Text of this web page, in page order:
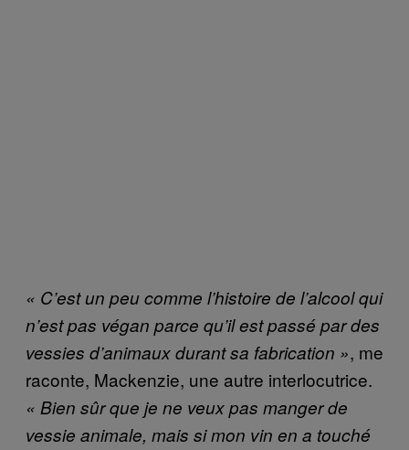
« C’est un peu comme l’histoire de l’alcool qui
n’est pas végan parce qu’il est passé par des
vessies d’animaux durant sa fabrication », me
raconte, Mackenzie, une autre interlocutrice.
« Bien sûr que je ne veux pas manger de
vessie animale, mais si mon vin en a touché